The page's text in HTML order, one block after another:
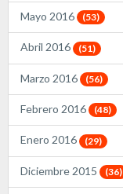
Mayo 2016 (53)
Abril 2016 (51)
Marzo 2016 (56)
Febrero 2016 (48)
Enero 2016 (29)
Diciembre 2015 (36)